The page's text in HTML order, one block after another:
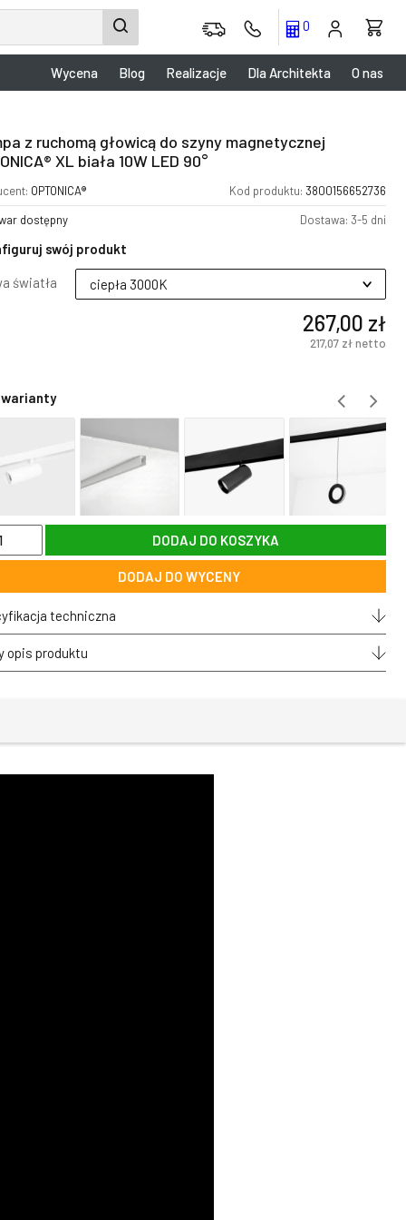
0
Wycena Blog Realizacje Dla Architekta O nas
z ruchomą głowicą do szyny magnetycznej
XL biała 10W LED 90°
OPTONICA® Kod produktu: 3800156652736
dostępny
Dostawa: 3-5 dni
swój produkt
światła
267,00 zł
217,07 złnetto
DODAJ DO KOSZYKA
DODAJ DO WYCENY
techniczna
opis produktu